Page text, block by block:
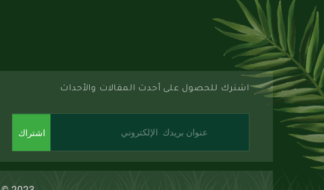
اشترك للحصول على أحدث المقالات والأحداث
اشتراك